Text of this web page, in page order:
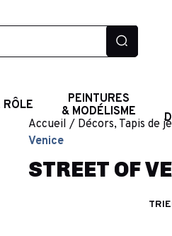
RÔLE
PEINTURES
& MODÉLISME
Accueil Décors, Tapis de
Venice
STREET OF